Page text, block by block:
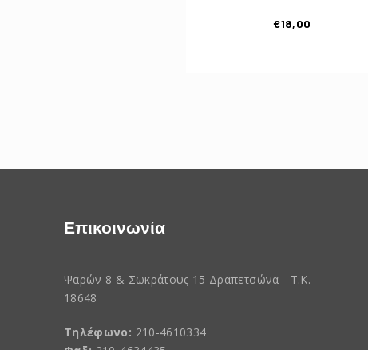
€18,00
Επικοινωνία
Ψαρών 8 & Σωκράτους 15 Δραπετσώνα - Τ.Κ.
18648
Τηλέφωνο: 210-4610334